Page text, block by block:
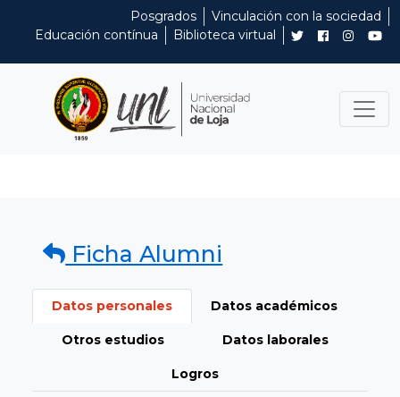
Posgrados
Vinculación con la sociedad
Educación contínua
Biblioteca virtual
Ficha Alumni
Datos personales Datos académicos
Otros estudios Datos laborales
Logros